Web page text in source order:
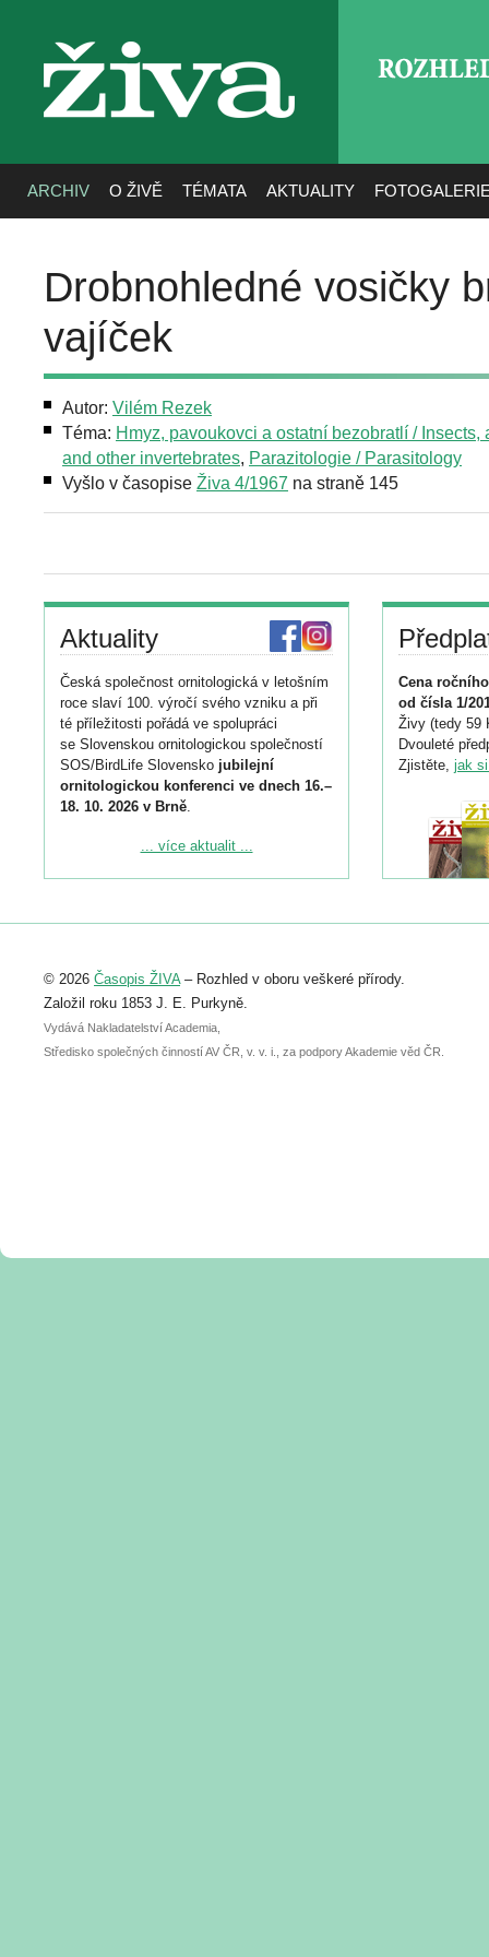
živa
ARCHIV O ŽIVĚ TÉMATA AKTUALITY
Drobnohledné vosičky
vajíček
Autor: Vilém Rezek
Téma: Hmyz, pavoukovci a ostatní bezobratlí / Insects,
and other invertebrates, Parazitologie / Parasitology
Vyšlo v časopise Živa 4/1967 na straně 145
Aktuality
Česká společnost ornitologická v letošním
roce slaví 100. výročí svého vzniku a při
té příležitosti pořádá ve spolupráci
se Slovenskou ornitologickou společností
SOS/BirdLife Slovensko jubilejní
ornitologickou konferenci ve dnech 16.–
18. 10. 2026 v Brně.
Podrobnější informace ke konferenci
Registrovat se můžete do 6. září.
abstraktu přihlášené přednášky nebo
posteru je už 30. června.
... více aktualit ...
Cena
od čísla 1/
Živy (tedy 59
Dvouleté
Zjistěte, jak
© 2026 Časopis ŽIVA– Rozhled v oboru veškeré přírody.
Založil roku 1853 J. E. Purkyně.
Vydává Nakladatelství Academia,
Středisko společných činností AV ČR, v. v. i., za podpory Akademie věd ČR.